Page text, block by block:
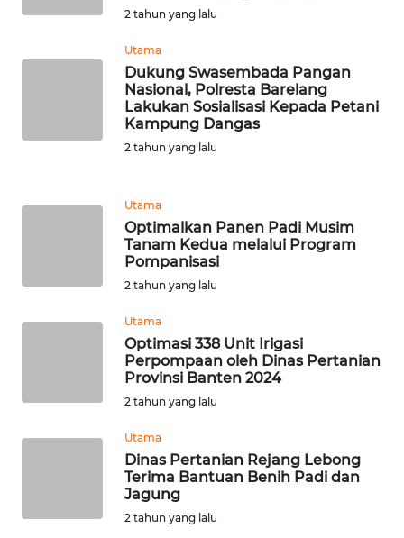
2 tahun yang lalu
Utama
Dukung Swasembada Pangan
Nasional, Polresta Barelang
Lakukan Sosialisasi Kepada Petani
Kampung Dangas
2 tahun yang lalu
Utama
Optimalkan Panen Padi Musim
Tanam Kedua melalui Program
Pompanisasi
2 tahun yang lalu
Utama
Optimasi 338 Unit Irigasi
Perpompaan oleh Dinas Pertanian
Provinsi Banten 2024
2 tahun yang lalu
Utama
Dinas Pertanian Rejang Lebong
Terima Bantuan Benih Padi dan
Jagung
2 tahun yang lalu
LAMPUNG
JATENG
WN
JATIM
WN